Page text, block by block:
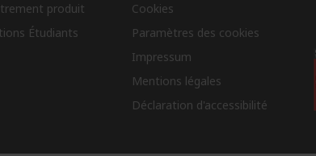
produit
Étudiants
Cookies
Paramètres des cookies
Impressum
Mentions légales
Déclaration d'accessibilité